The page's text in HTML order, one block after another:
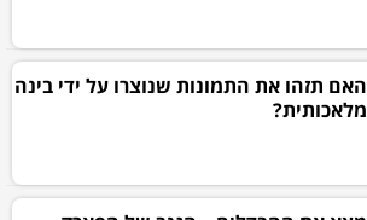
האם תזהו את התמונות שנוצרו על ידי בינה
מלאכותית?